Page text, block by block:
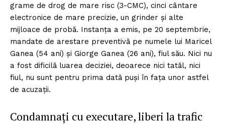
grame de drog de mare risc (3-CMC), cinci cântare
electronice de mare precizie, un grinder și alte
mijloace de probă. Instanța a emis, pe 20 septembrie,
mandate de arestare preventivă pe numele lui Maricel
Ganea (54 ani) și Giorge Ganea (26 ani), fiul său. Nici nu
a fost dificilă luarea deciziei, deoarece nici tatăl, nici
fiul, nu sunt pentru prima dată puși în fața unor astfel
de acuzații.
Condamnați cu executare, liberi la trafic